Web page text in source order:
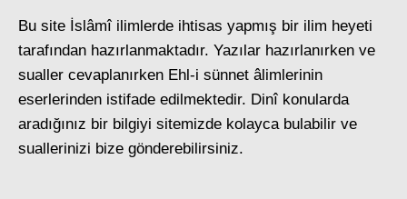
Bu site İslâmî ilimlerde ihtisas yapmış bir ilim heyeti
tarafından hazırlanmaktadır. Yazılar hazırlanırken ve
sualler cevaplanırken Ehl-i sünnet âlimlerinin
eserlerinden istifade edilmektedir. Dinî konularda
aradığınız bir bilgiyi sitemizde kolayca bulabilir ve
suallerinizi bize gönderebilirsiniz.